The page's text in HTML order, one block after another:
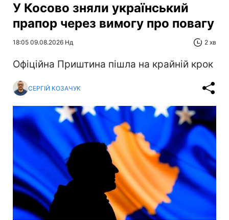
У Косово зняли український
прапор через вимогу про повагу
18:05 09.08.2026 Нд 2 хв
Офіційна Приштина пішла на крайній крок
СЕРГІЙ КОЗАЧУК